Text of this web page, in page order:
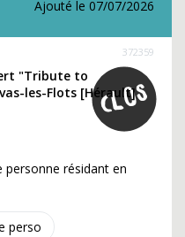
Ajouté le 07/07/2026
perso
372359
"Tribute to
les-Flots [Hérault]
résidant en